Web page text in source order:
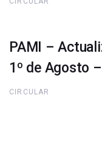
PAMI –
1º de Agosto
CIRCULAR